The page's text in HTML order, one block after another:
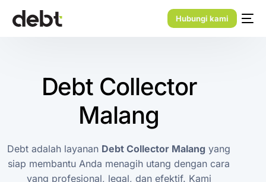
Hubungi kami
Debt Collector
Malang
Debt adalah layanan Debt Collector Malang yang
siap membantu Anda menagih utang dengan cara
yang profesional, legal, dan efektif. Kami